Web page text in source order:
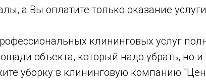
а Вы оплатите только оказание
клининговых услуг
объекта, который надо убрать, но
уборку в клининговую компанию